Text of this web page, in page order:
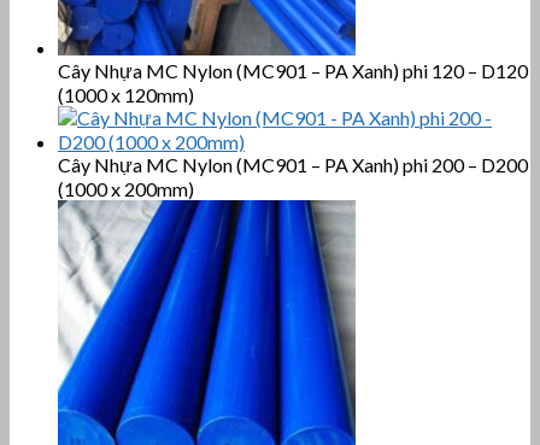
Cây Nhựa MC Nylon (MC901 – PA Xanh) phi 120 – D120
(1000 x 120mm)
Cây Nhựa MC Nylon (MC901 – PA Xanh) phi 200 – D200
(1000 x 200mm)